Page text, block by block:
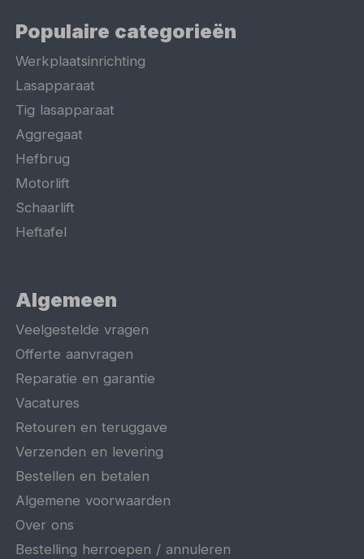
Populaire categorieën
Werkplaatsinrichting
Lasapparaat
Tig lasapparaat
Aggregaat
Hefbrug
Motorlift
Schaarlift
Heftafel
Algemeen
Veelgestelde vragen
Offerte aanvragen
Reparatie en garantie
Vacatures
Retouren en teruggave
Verzenden en levering
Bestellen en betalen
Algemene voorwaarden
Over ons
Bestelling herroepen / annuleren